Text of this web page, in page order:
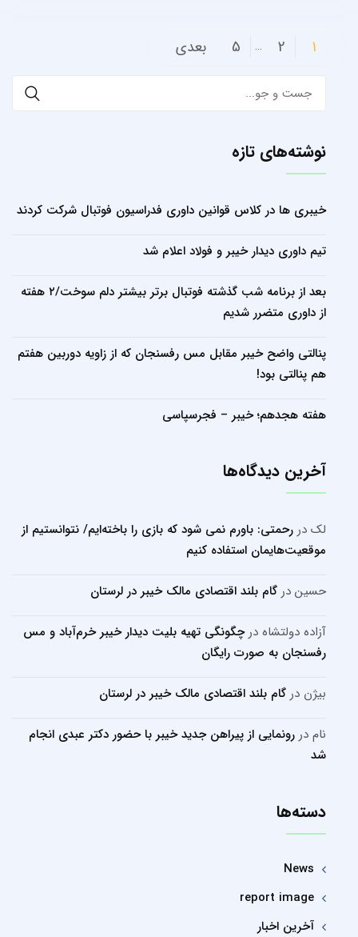
صفحه‌بندی
نوشته‌ها
1
2
…
5 بعدی
نوشته‌های تازه
خیبری ها در کلاس قوانین داوری فدراسیون فوتبال شرکت کردند
تیم داوری دیدار خیبر و فولاد اعلام شد
بعد از برنامه شب گذشته فوتبال برتر بیشتر دلم سوخت/۲ هفته
از داوری متضرر شدیم
پنالتی واضح خیبر مقابل مس رفسنجان که از زاویه دوربین هفتم
هم پنالتی بود!
هفته هجدهم؛ خیبر – فجرسپاسی
آخرین دیدگاه‌ها
لک در رحمتی: باورم نمی شود که بازی را باخته‌ایم/ نتوانستیم از
موقعیت‌هایمان استفاده کنیم
حسین در گام بلند اقتصادی مالک خیبر در لرستان
آزاده دولتشاه درچگونگی تهیه بلیت دیدار خیبر خرم‌آباد و مس
رفسنجان به صورت رایگان
بیژن در گام بلند اقتصادی مالک خیبر در لرستان
نام در رونمایی از پیراهن جدید خیبر با حضور دکتر عبدی انجام
شد
دسته‌ها
News
report image
آخرین اخبار